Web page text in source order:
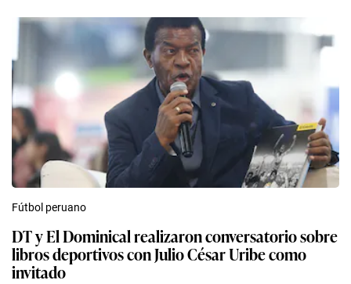
Fútbol peruano
DT y El Dominical realizaron conversatorio sobre
libros deportivos con Julio César Uribe como
invitado